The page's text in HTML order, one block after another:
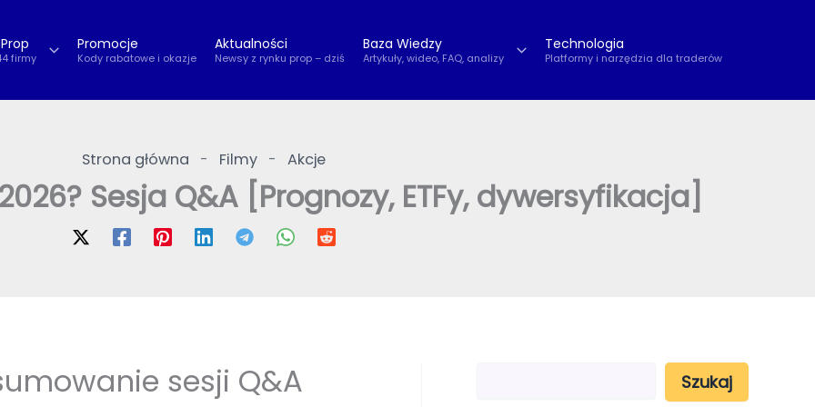
firmy
Promocje
Kody rabatowe i okazje
Aktualności
Newsy z rynku prop – dziś
Baza Wiedzy
Artykuły, wideo, FAQ, analizy
Technologia
Platformy i narzędzia dla traderów
Strona główna - Filmy - Akcje
Sesja Q&A [Prognozy, ETFy, dywersyfikacja]
sesji Q&A Szukaj